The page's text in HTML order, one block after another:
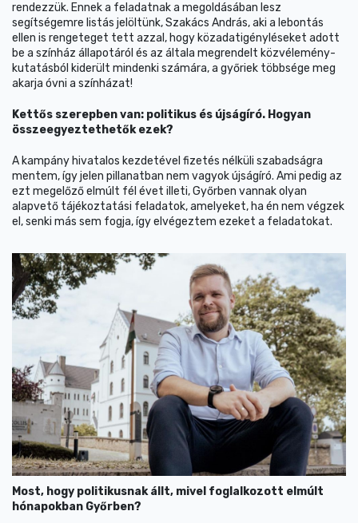
rendezzük. Ennek a feladatnak a megoldásában lesz
segítségemre listás jelöltünk, Szakács András, aki a lebontás
ellen is rengeteget tett azzal, hogy közadatigényléseket adott
be a színház állapotáról és az általa megrendelt közvélemény-
kutatásból kiderült mindenki számára, a győriek többsége meg
akarja óvni a színházat!
Kettős szerepben van: politikus és újságíró. Hogyan
összeegyeztethetők ezek?
A kampány hivatalos kezdetével fizetés nélküli szabadságra
mentem, így jelen pillanatban nem vagyok újságíró. Ami pedig az
ezt megelőző elmúlt fél évet illeti, Győrben vannak olyan
alapvető tájékoztatási feladatok, amelyeket, ha én nem végzek
el, senki más sem fogja, így elvégeztem ezeket a feladatokat.
Most, hogy politikusnak állt, mivel foglalkozott elmúlt
hónapokban Győrben?